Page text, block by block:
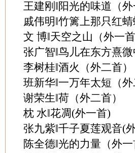
王建刚‖阳光的味道（外
戚伟明‖竹篱上那只红蜻
文 博‖天空之山（外一首
张广智‖鸟儿在东方熹微
李树桂‖酒火（外二首）
班新华‖一万年太短（外
谢荣生‖荷（外二首）
枕 水‖花凋(外一首)
张九紫‖千子夏莲观音(
陈全德‖光的力量（外一